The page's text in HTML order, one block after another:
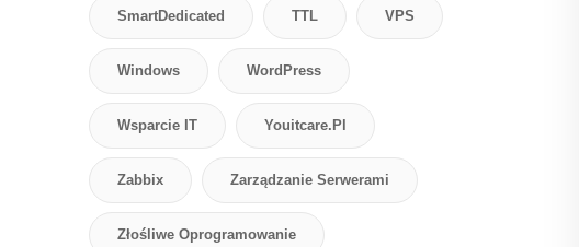
SmartDedicated TTL VPS
Windows WordPress
Wsparcie IT Youitcare.pl
Zabbix Zarządzanie Serwerami
Złośliwe Oprogramowanie